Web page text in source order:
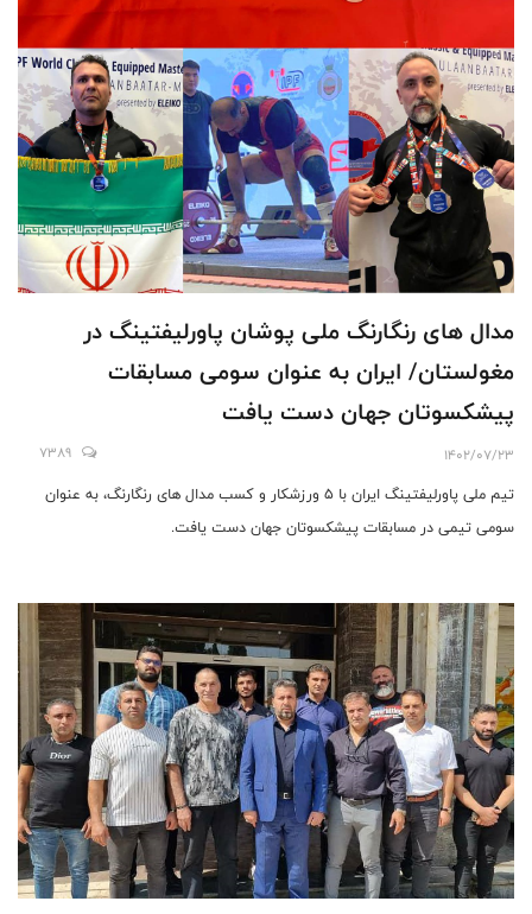
مدال های رنگارنگ ملی پوشان پاورلیفتینگ در
مغولستان/ ایران به عنوان سومی مسابقات
پیشکسوتان جهان دست یافت
1402/07/23
7389
تیم ملی پاورلیفتینگ ایران با 5 ورزشکار و کسب مدال های رنگارنگ، به عنوان
سومی تیمی در مسابقات پیشکسوتان جهان دست یافت.